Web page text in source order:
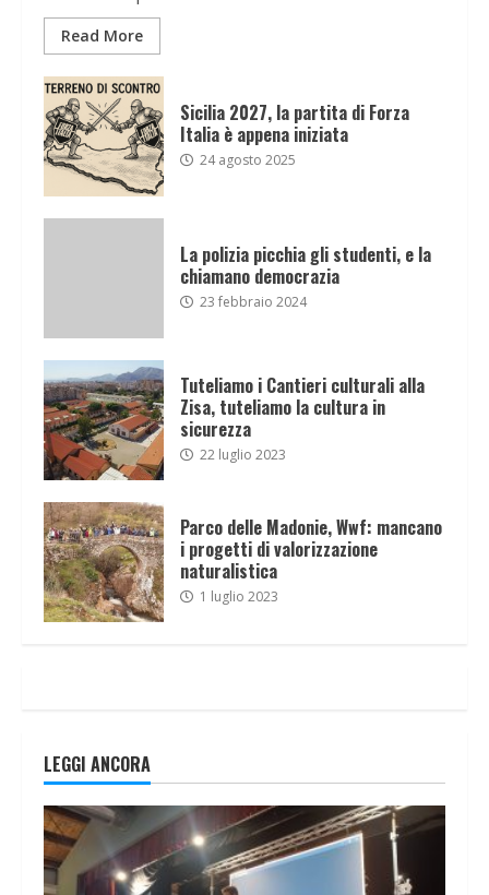
Read More
Sicilia 2027, la partita di Forza
Italia è appena iniziata
24 agosto 2025
La polizia picchia gli studenti, e la
chiamano democrazia
23 febbraio 2024
Tuteliamo i Cantieri culturali alla
Zisa, tuteliamo la cultura in
sicurezza
22 luglio 2023
Parco delle Madonie, Wwf: mancano
i progetti di valorizzazione
naturalistica
1 luglio 2023
LEGGI ANCORA